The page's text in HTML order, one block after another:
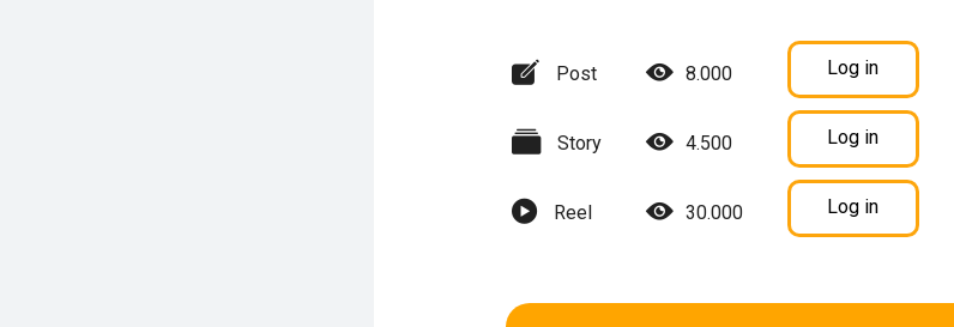
Post 8.000 Log in
Story 4.500 Log in
Reel 30.000 Log in